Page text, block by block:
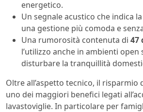
energetico.
Un segnale acustico che indica
una gestione più comoda e
Una rumorosità contenuta di 47
l’utilizzo anche in ambienti open
disturbare la tranquillità
Oltre all’aspetto tecnico, il risparmio
uno dei maggiori benefici legati
lavastoviglie. In particolare per